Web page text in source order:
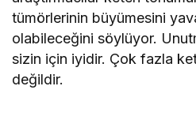
tümörlerinin büyümesini
olabileceğini söylüyor.
sizin için iyidir. Çok fazla
değildir.